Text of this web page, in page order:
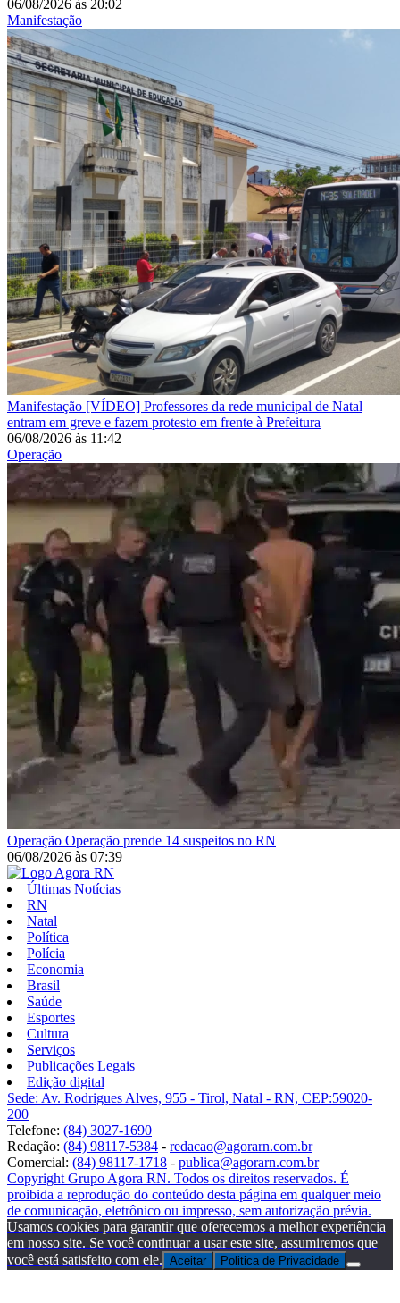
06/08/2026 às 20:02
Manifestação
Manifestação [VÍDEO] Professores da rede municipal de Natal
entram em greve e fazem protesto em frente à Prefeitura
06/08/2026 às 11:42
Operação
Operação Operação prende 14 suspeitos no RN
06/08/2026 às 07:39
Últimas Notícias
RN
Natal
Política
Polícia
Economia
Brasil
Saúde
Esportes
Cultura
Serviços
Publicações Legais
Edição digital
Sede: Av. Rodrigues Alves, 955 - Tirol, Natal - RN, CEP:59020-
200
Telefone: (84) 3027-1690
Redação: (84) 98117-5384 - redacao@agorarn.com.br
Comercial: (84) 98117-1718 - publica@agorarn.com.br
Copyright Grupo Agora RN. Todos os direitos reservados. É
proibida a reprodução do conteúdo desta página em qualquer meio
de comunicação, eletrônico ou impresso, sem autorização prévia.
Usamos cookies para garantir que oferecemos a melhor experiência
em nosso site. Se você continuar a usar este site, assumiremos que
você está satisfeito com ele. Aceitar Politica de Privacidade